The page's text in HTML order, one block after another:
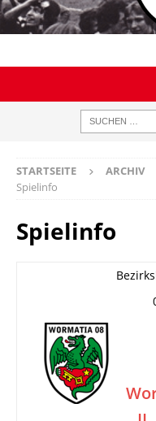
STARTSEITE ARCHIV
Spielinfo
Spielinfo